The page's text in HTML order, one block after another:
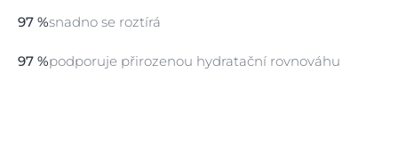
97 %snadno se roztírá
97 %podporuje přirozenou hydratační rovnováhu